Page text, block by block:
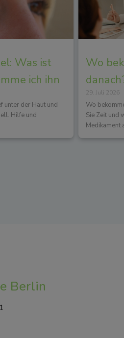
Was ist
ich ihn
unter der Haut und
Hilfe und
Wo
29. Juli 2026
Wo
Sie Zeit und
Medikament
Berlin